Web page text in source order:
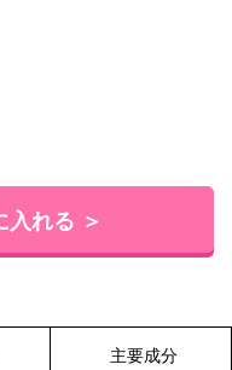
入れる ＞
主要成分